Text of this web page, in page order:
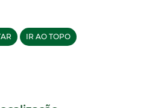
IR AO TOPO